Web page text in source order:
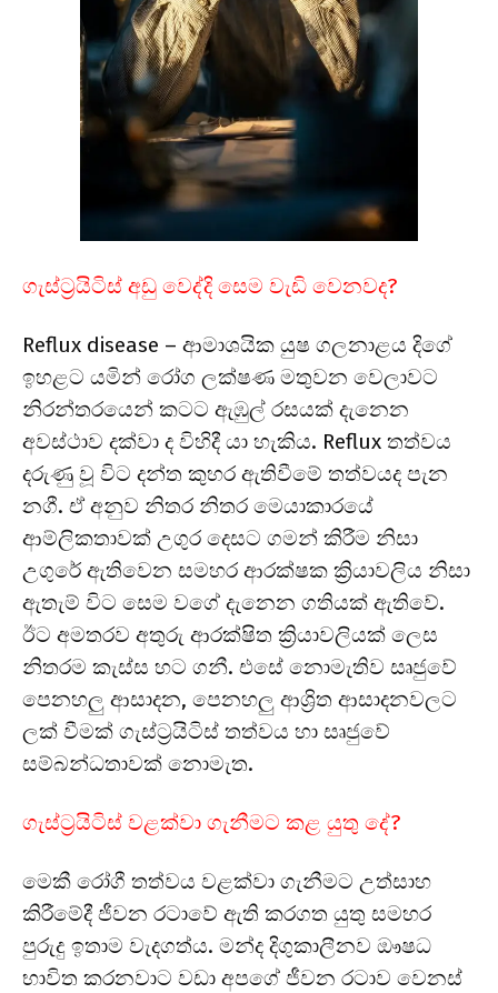
ගැස්ට්‍රයිටිස් අඩු වෙද්දි සෙම වැඩි වෙනවද?
Reflux disease – ආමාශයික යුෂ ගලනාළය දිගේ
ඉහළට යමින් රෝග ලක්ෂණ මතුවන වෙලාවට
නිරන්තරයෙන් කටට ඇඹුල් රසයක් දැනෙන
අවස්ථාව දක්වා ද විහිදී යා හැකිය. Reflux තත්වය
දරුණු වූ විට දන්ත කුහර ඇතිවීමේ තත්වයද පැන
නගී. ඒ අනුව නිතර නිතර මෙයාකාරයේ
ආම්ලිකතාවක් උගුර දෙසට ගමන් කිරීම නිසා
උගුරේ ඇතිවෙන සමහර ආරක්ෂක ක්‍රියාවලිය නිසා
ඇතැම් විට සෙම වගේ දැනෙන ගතියක් ඇතිවේ.
ඊට අමතරව අතුරු ආරක්ෂිත ක්‍රියාවලියක් ලෙස
නිතරම කැස්ස හට ගනී. එසේ නොමැතිව සෘජුවේ
පෙනහලු ආසාදන, පෙනහලු ආශ්‍රිත ආසාදනවලට
ලක් වීමක් ගැස්ට්‍රයිටිස් තත්වය හා සෘජුවේ
සම්බන්ධතාවක් නොමැත.
ගැස්ට්‍රයිටිස් වළක්වා ගැනීමට කළ යුතු දේ?
මෙකී රෝගී තත්වය වළක්වා ගැනීමට උත්සාහ
කිරීමේදී ජීවන රටාවේ ඇති කරගත යුතු සමහර
පුරුදු ඉතාම වැදගත්ය. මන්ද දිගුකාලීනව ඖෂධ
භාවිත කරනවාට වඩා අපගේ ජීවන රටාව වෙනස්